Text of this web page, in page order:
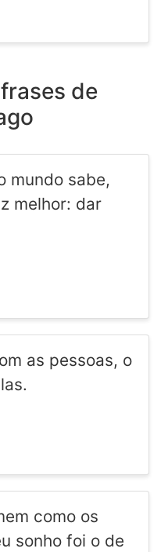
de
mundo sabe,
melhor: dar
as pessoas, o
como os
sonho foi o de